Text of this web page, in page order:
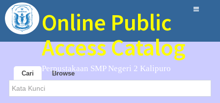
Online Public
Access Catalog
Perpustakaan SMP Negeri 2 Kalipuro
Cari Browse